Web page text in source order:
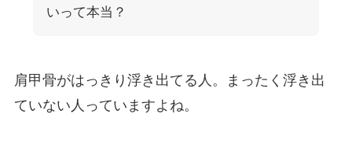
いって本当？
肩甲骨がはっきり浮き出てる人。まったく浮き出
ていない人っていますよね。